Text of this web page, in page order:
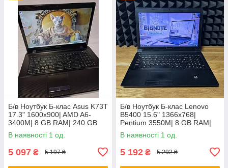
Б/в Ноутбук Б-клас Asus K73T
17.3" 1600x900| AMD A6-
3400M| 8 GB RAM| 240 GB
SSD + 500 GB HDD| Radeon
HD 6520G
В наявності 1 од.
5 097 ₴ 5 197 ₴
Б/в Ноутбук Б-клас Lenovo
B5400 15.6" 1366x768|
Pentium 3550M| 8 GB RAM|
128 GB SSD| HD
В наявності 1 од.
5 192 ₴ 5 292 ₴